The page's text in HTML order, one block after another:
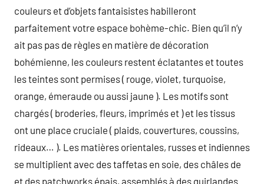
couleurs et d’objets fantaisistes habilleront
parfaitement votre espace bohème-chic. Bien qu’il n’y
ait pas pas de règles en matière de décoration
bohémienne, les couleurs restent éclatantes et toutes
les teintes sont permises ( rouge, violet, turquoise,
orange, émeraude ou aussi jaune ). Les motifs sont
chargés ( broderies, fleurs, imprimés et ) et les tissus
ont une place cruciale ( plaids, couvertures, coussins,
rideaux… ). Les matières orientales, russes et indiennes
se multiplient avec des taffetas en soie, des châles de
et des patchworks épais, assemblés à des guirlandes